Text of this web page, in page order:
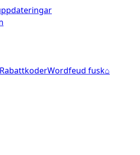
RabattkoderWordfeud fusk⌂